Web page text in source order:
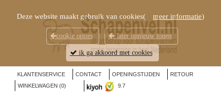
KLANTENSERVICE CONTACT OPENINGSTIJDEN
RETOUR
WINKELWAGEN (0) 9.7
Deze website maakt gebruik van cookies( meer informatie)
cookie opties later opnieuw tonen
ik ga akkoord met cookies